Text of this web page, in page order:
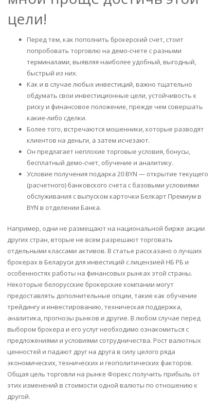
цели!
Перед тем, как пополнить брокерский счет, стоит
попробовать торговлю на демо-счете с разными
терминалами, выявляя наиболее удобный, выгодный,
быстрый из них.
Как и в случае любых инвестиций, важно тщательно
обдумать свои инвестиционные цели, устойчивость к
риску и финансовое положение, прежде чем совершать
какие-либо сделки.
Более того, встречаются мошенники, которые разводят
клиентов на деньги, а затем исчезают.
Он предлагает неплохие торговые условия, бонусы,
бесплатный демо-счет, обучение и аналитику.
Условие получения подарка 20 BYN — открытие текущего
(расчетного) банковского счета с базовыми условиями
обслуживания с выпуском карточки Белкарт Премиум в
BYN в отделении Банка.
Например, одни не размещают на национальной бирже акции
других стран, вторые не всем разрешают торговать
отдельными классами активов. В статье рассказано о лучших
брокерах в Беларуси для инвестиций с лицензией НБ РБ и
особенностях работы на финансовых рынках этой страны.
Некоторые белорусские брокерские компании могут
предоставлять дополнительные опции, такие как обучение
трейдингу и инвестированию, техническая поддержка,
аналитика, прогнозы рынков и другие. В любом случае перед
выбором брокера и его услуг необходимо ознакомиться с
предложениями и условиями сотрудничества. Рост валютных
ценностей и падают друг на друга в силу целого ряда
экономических, технических и геополитических факторов.
Общая цель торговли на рынке Форекс получить прибыль от
этих изменений в стоимости одной валюты по отношению к
другой.